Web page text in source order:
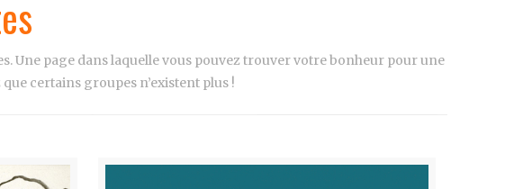
Une page dans laquelle vous pouvez trouver votre bonheur pour une
certains groupes n’existent plus !